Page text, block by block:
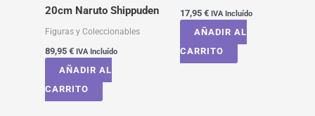
20cm Naruto Shippuden
Figuras y Coleccionables
89,95 € IVA Incluído
AÑADIR AL
CARRITO
17,95 € IVA Incluído
AÑADIR AL
CARRITO